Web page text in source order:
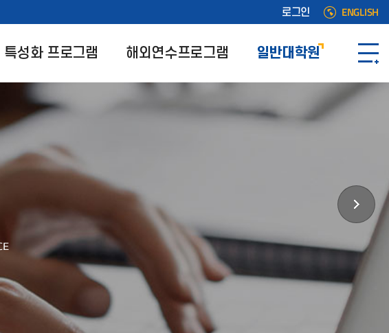
로그인 ENGLISH
특성화 프로그램 해외연수프로그램 일반대학원